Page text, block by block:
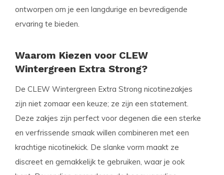
ontworpen om je een langdurige en bevredigende
ervaring te bieden.
Waarom Kiezen voor CLEW
Wintergreen Extra Strong?
De CLEW Wintergreen Extra Strong nicotinezakjes
zijn niet zomaar een keuze; ze zijn een statement.
Deze zakjes zijn perfect voor degenen die een sterke
en verfrissende smaak willen combineren met een
krachtige nicotinekick. De slanke vorm maakt ze
discreet en gemakkelijk te gebruiken, waar je ook